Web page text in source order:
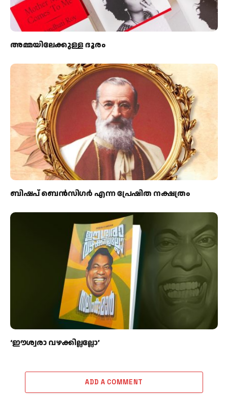
അമ്മയിലേക്കുള്ള ദൂരം
ബിഷപ് ബെന്‍സിഗര്‍ എന്ന പ്രേഷിത നക്ഷത്രം
‘ഈശ്വരാ വഴക്കില്ലല്ലോ’
ADD A COMMENT